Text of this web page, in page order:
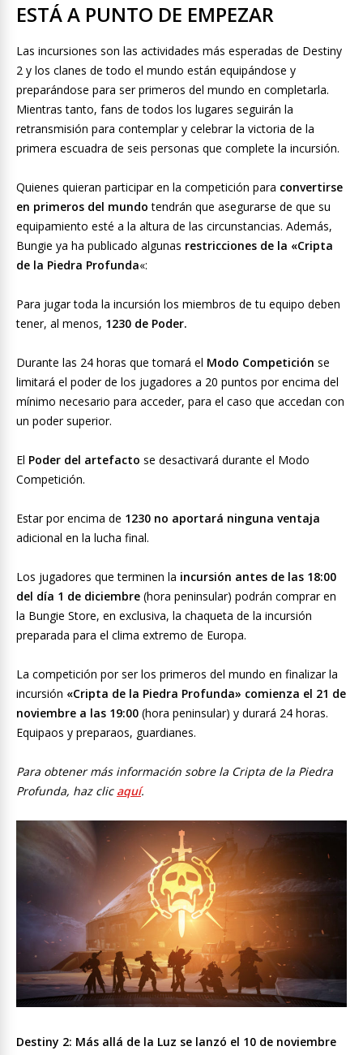
ESTÁ A PUNTO DE EMPEZAR
Las incursiones son las actividades más esperadas de Destiny
2 y los clanes de todo el mundo están equipándose y
preparándose para ser primeros del mundo en completarla.
Mientras tanto, fans de todos los lugares seguirán la
retransmisión para contemplar y celebrar la victoria de la
primera escuadra de seis personas que complete la incursión.
Quienes quieran participar en la competición para convertirse
en primeros del mundotendrán que asegurarse de que su
equipamiento esté a la altura de las circunstancias. Además,
Bungie ya ha publicado algunas restricciones de la «Cripta
de la Piedra Profunda«:
Para jugar toda la incursión los miembros de tu equipo deben
tener, al menos, 1230 de Poder.
Durante las 24 horas que tomará el Modo Competición se
limitará el poder de los jugadores a 20 puntos por encima del
mínimo necesario para acceder, para el caso que accedan con
un poder superior.
El Poder del artefacto se desactivará durante el Modo
Competición.
Estar por encima de 1230 no aportará ninguna ventaja
adicional en la lucha final.
Los jugadores que terminen la incursión antes de las 18:00
del día 1 de diciembre (hora peninsular) podrán comprar en
la Bungie Store, en exclusiva, la chaqueta de la incursión
preparada para el clima extremo de Europa.
La competición por ser los primeros del mundo en finalizar la
incursión «Cripta de la Piedra Profunda» comienza el 21 de
noviembre a las 19:00 (hora peninsular) y durará 24 horas.
Equipaos y preparaos, guardianes.
Para obtener más información sobre la Cripta de la Piedra
Profunda, haz clic aquí.
Destiny 2: Más allá de la Luz se lanzó el 10 de noviembre